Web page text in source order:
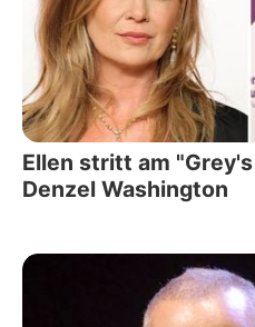
Ellen stritt am
Denzel Washington